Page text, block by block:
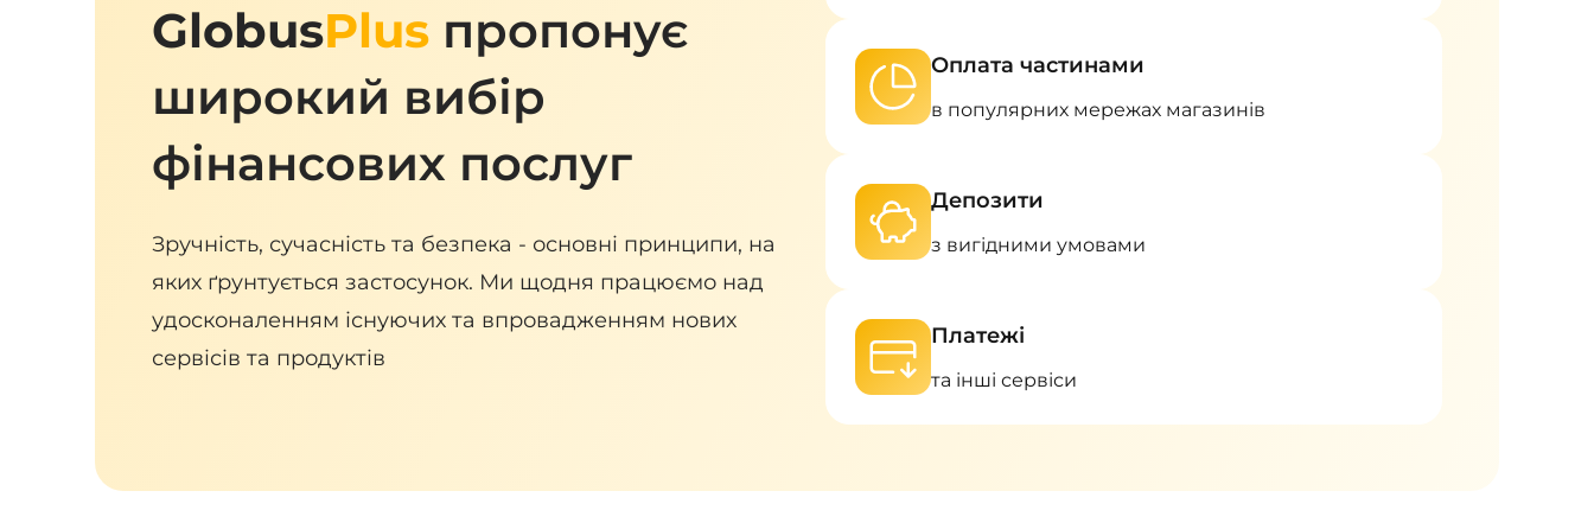
GlobusPlus пропонує
широкий вибір
фінансових послуг
Зручність, сучасність та безпека - основні принципи, на
яких ґрунтується застосунок. Ми щодня працюємо над
удосконаленням існуючих та впровадженням нових
сервісів та продуктів
Оплата частинами
в популярних мережах магазинів
Депозити
з вигідними умовами
Платежі
та інші сервіси